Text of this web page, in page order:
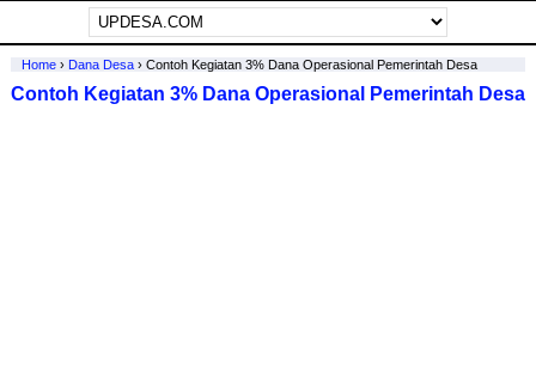
Home› Dana Desa› Contoh Kegiatan 3% Dana Operasional Pemerintah Desa
Contoh Kegiatan 3% Dana Operasional Pemerintah Desa